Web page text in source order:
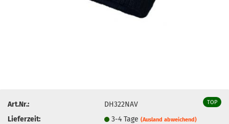
TOP
Art.Nr.:
DH322NAV
Lieferzeit:
3-4 Tage(Ausland abweichend)